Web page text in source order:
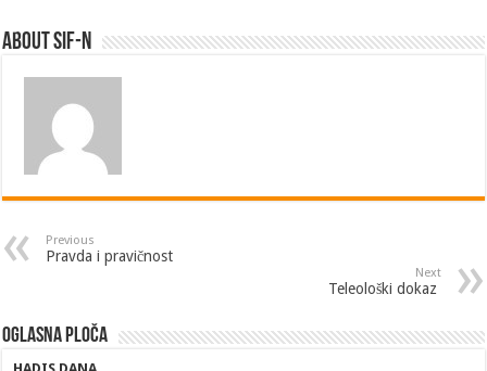
About SIF-N
Previous
Pravda i pravičnost
Next
Teleološki dokaz
Oglasna ploča